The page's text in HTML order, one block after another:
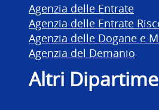
Agenzia delle Entrate
Agenzia delle Entrate
Agenzia delle Dogane e
Agenzia del Demanio
Altri